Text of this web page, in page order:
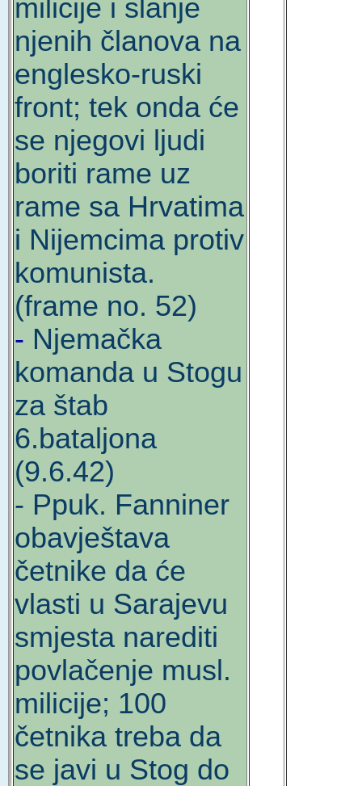
milicije i slanje
njenih članova na
englesko-ruski
front; tek onda će
se njegovi ljudi
boriti rame uz
rame sa Hrvatima
i Nijemcima protiv
komunista.
(frame no. 52)
- Njemačka
komanda u Stogu
za štab
6.bataljona
(9.6.42)
- Ppuk. Fanniner
obavještava
četnike da će
vlasti u Sarajevu
smjesta narediti
povlačenje musl.
milicije; 100
četnika treba da
se javi u Stog do